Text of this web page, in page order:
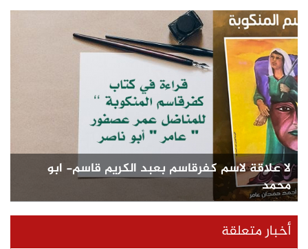
لا علاقة لاسم كفرقاسم بعبد الكريم قاسم- ابو
محمد
أخبار متعلقة